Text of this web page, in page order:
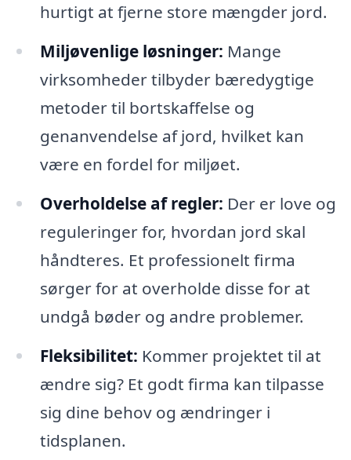
hurtigt at fjerne store mængder jord.
Miljøvenlige løsninger: Mange
virksomheder tilbyder bæredygtige
metoder til bortskaffelse og
genanvendelse af jord, hvilket kan
være en fordel for miljøet.
Overholdelse af regler: Der er love og
reguleringer for, hvordan jord skal
håndteres. Et professionelt firma
sørger for at overholde disse for at
undgå bøder og andre problemer.
Fleksibilitet: Kommer projektet til at
ændre sig? Et godt firma kan tilpasse
sig dine behov og ændringer i
tidsplanen.